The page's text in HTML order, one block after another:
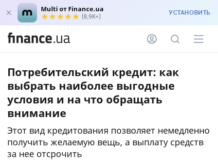
Multi от Finance.ua
(8,9K+) УСТАНОВИТЬ
Потребительский кредит: как
выбрать наиболее выгодные
условия и на что обращать
внимание
Этот вид кредитования позволяет немедленно
получить желаемую вещь, а выплату средств
за нее отсрочить